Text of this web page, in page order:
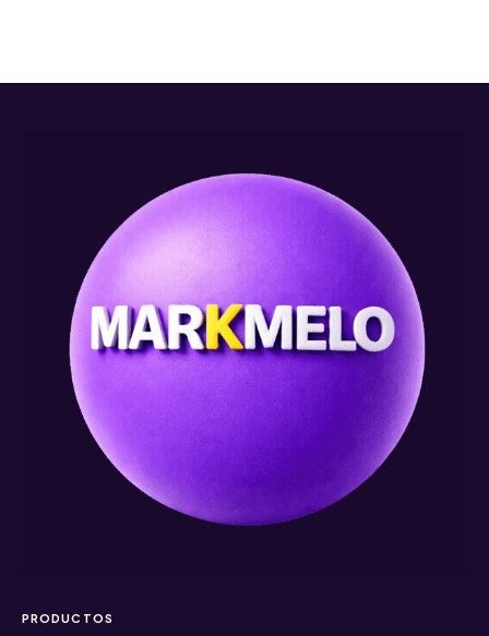
PRODUCTOS